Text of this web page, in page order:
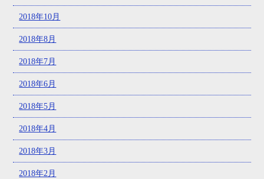
2018年10月
2018年8月
2018年7月
2018年6月
2018年5月
2018年4月
2018年3月
2018年2月